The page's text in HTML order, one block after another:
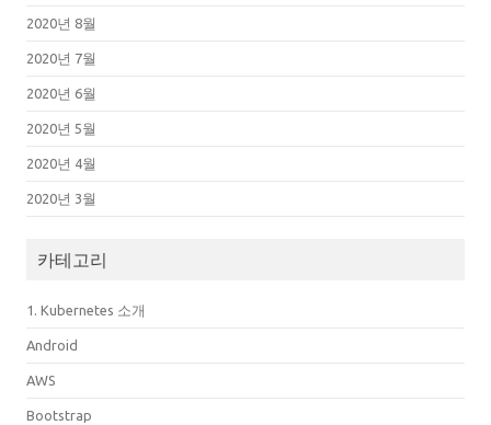
2020년 8월
2020년 7월
2020년 6월
2020년 5월
2020년 4월
2020년 3월
카테고리
1. Kubernetes 소개
Android
AWS
Bootstrap